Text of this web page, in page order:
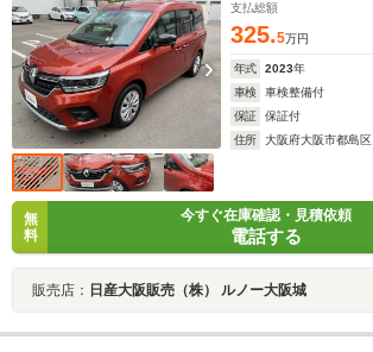
支払総額
325.5万円
年式 2023年
車検
車検整備付
保証
保証付
住所
大阪府大阪市都島区
無
料
今すぐ在庫確認・見積依頼
電話する
販売店： 日産大阪販売（株） ルノー大阪城